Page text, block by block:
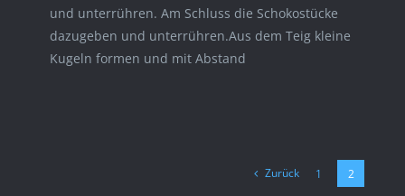
und unterrühren. Am Schluss die Schokostücke
dazugeben und unterrühren.Aus dem Teig kleine
Kugeln formen und mit Abstand
Zurück 1 2